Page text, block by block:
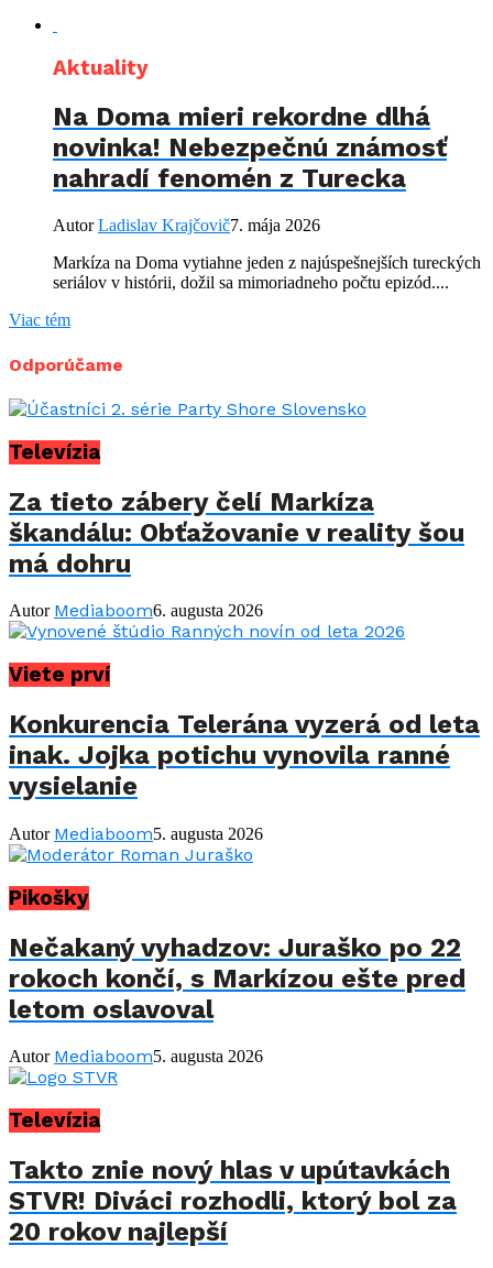
Aktuality
Na Doma mieri rekordne dlhá
novinka! Nebezpečnú známosť
nahradí fenomén z Turecka
AutorLadislav Krajčovič7. mája 2026
Markíza na Doma vytiahne jeden z najúspešnejších tureckých
seriálov v histórii, dožil sa mimoriadneho počtu epizód....
Viac tém
Odporúčame
Televízia
Za tieto zábery čelí Markíza
škandálu: Obťažovanie v reality šou
má dohru
Autor Mediaboom6. augusta 2026
Viete prví
Konkurencia Telerána vyzerá od leta
inak. Jojka potichu vynovila ranné
vysielanie
Autor Mediaboom5. augusta 2026
Pikošky
Nečakaný vyhadzov: Juraško po 22
rokoch končí, s Markízou ešte pred
letom oslavoval
Autor Mediaboom5. augusta 2026
Televízia
Takto znie nový hlas v upútavkách
STVR! Diváci rozhodli, ktorý bol za
20 rokov najlepší